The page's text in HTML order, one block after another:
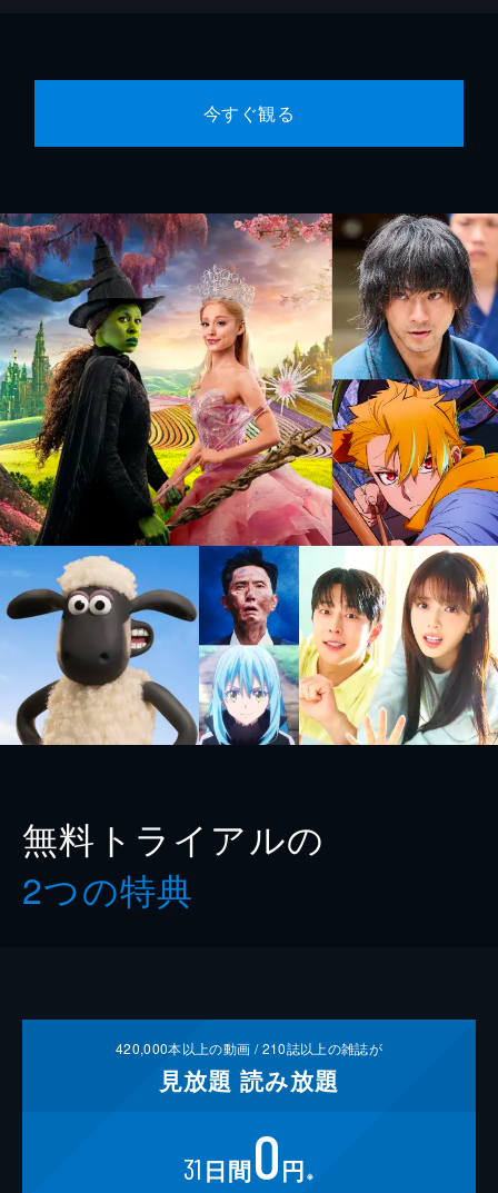
今すぐ観る
無料トライアルの
2つの特典
420,000本以上の動画 /210誌以上の雑誌が
見放題 読み放題
31 日間0円 ※